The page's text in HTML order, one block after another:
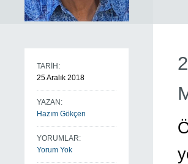
TARİH:
25 Aralık 2018
YAZAN:
Hazım Gökçen
YORUMLAR:
Yorum Yok